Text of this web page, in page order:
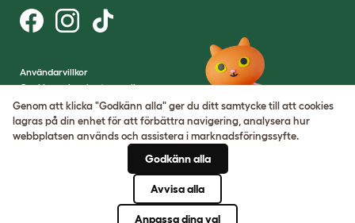
Användarvillkor
Cookies och sekretesspolicy
Cookie Settings
Hemsidekarta
VAT-nummer: SE502080795301
Genom att klicka "Godkänn alla" ger du ditt samtycke till att cookies
lagras på din enhet för att förbättra navigering, analysera hur
webbplatsen används och assistera i marknadsföringssyfte.
Godkänn alla
Avvisa alla
Anpassa dina val